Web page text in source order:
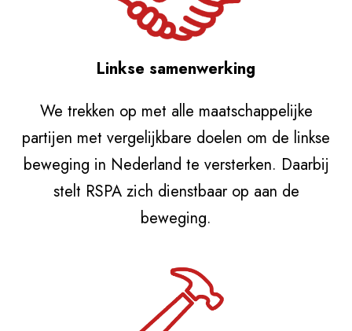
Linkse samenwerking
We trekken op met alle maatschappelijke
partijen met vergelijkbare doelen om de linkse
beweging in Nederland te versterken. Daarbij
stelt RSPA zich dienstbaar op aan de
beweging.